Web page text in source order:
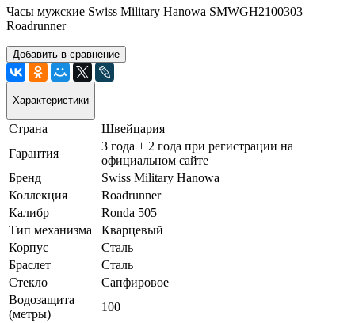
Часы мужские Swiss Military Hanowa SMWGH2100303
Roadrunner
Добавить в сравнение
Характеристики
Страна
Швейцария
Гарантия
3 года + 2 года при регистрации на
официальном сайте
Бренд
Swiss Military Hanowa
Коллекция
Roadrunner
Калибр
Ronda 505
Тип механизма
Кварцевый
Корпус
Сталь
Браслет
Сталь
Стекло
Сапфировое
Водозащита
(метры)
100